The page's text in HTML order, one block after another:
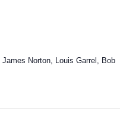
, James Norton, Louis Garrel, Bob